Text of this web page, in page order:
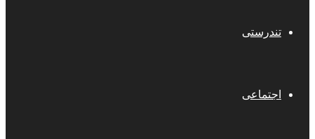
تندرستی
اجتماعی